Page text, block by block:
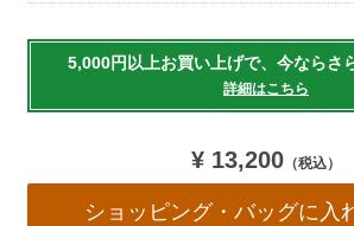
to
5,000円以上お買い上げで、今ならさ
詳細はこちら
¥ 13,200 （税込）
ショッピング・バッグに入